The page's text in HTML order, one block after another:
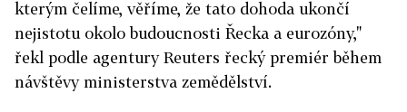
kterým čelíme, věříme, že tato dohoda ukončí
nejistotu okolo budoucnosti Řecka a eurozóny,"
řekl podle agentury Reuters řecký premiér během
návštěvy ministerstva zemědělství.